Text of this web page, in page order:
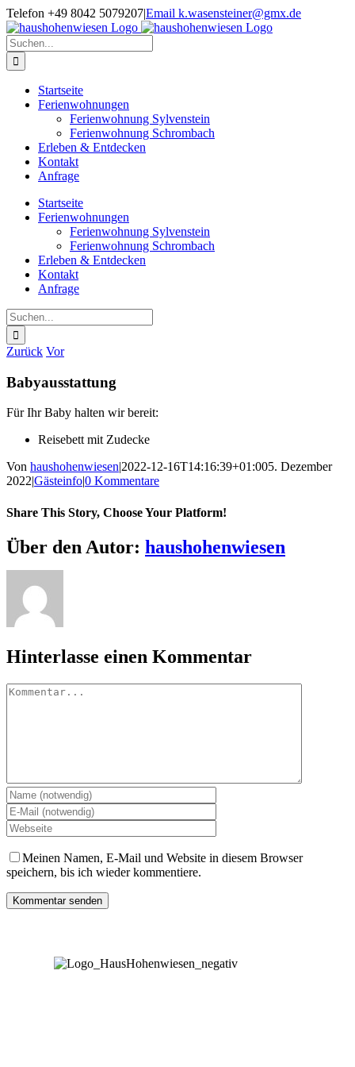
Zum
Inhalt
springen
Telefon +49 8042 5079207|Email k.wasensteiner@gmx.de
Suche
nach:
Startseite
Ferienwohnungen
Ferienwohnung Sylvenstein
Ferienwohnung Schrombach
Erleben & Entdecken
Kontakt
Anfrage
Startseite
Ferienwohnungen
Ferienwohnung Sylvenstein
Ferienwohnung Schrombach
Erleben & Entdecken
Kontakt
Anfrage
Suche
nach:
Zurück Vor
Babyausstattung
Für Ihr Baby halten wir bereit:
Reisebett mit Zudecke
Von haushohenwiesen|2022-12-16T14:16:39+01:005. Dezember
2022|Gästeinfo|0 Kommentare
Share This Story, Choose Your Platform!
Facebook
X
Reddit
LinkedIn
WhatsApp
Telegram
Tumblr
Pinterest
Vk
Xing
E-
Mail
Über den Autor: haushohenwiesen
Hinterlasse einen Kommentar
Kommentar
Meinen Namen, E-Mail und Website in diesem Browser
speichern, bis ich wieder kommentiere.